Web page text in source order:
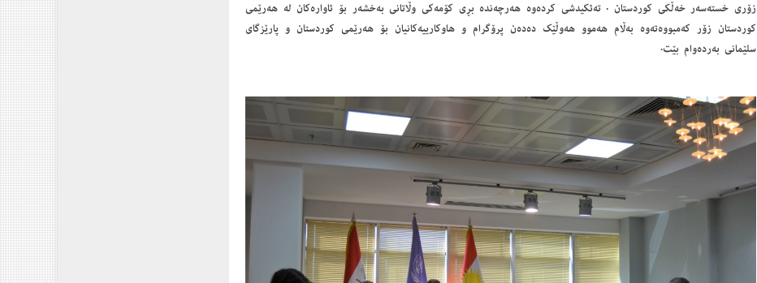
زۆری خسته‌سه‌ر خه‌ڵكی كوردستان . ته‌ئكیدشی كرده‌وه‌ هه‌رچه‌نده‌ بڕی كۆمه‌كی وڵاتانی به‌خشه‌ر بۆ ئاواره‌كان له‌ هه‌رێمی
كوردستان زۆر كه‌مبووه‌ته‌وه‌ به‌ڵام هه‌موو هه‌وڵێك ده‌ده‌ن پرۆگرام و هاوكارییه‌كانیان بۆ هه‌رێمی كوردستان و پارێزگای
سلێمانی به‌رده‌وام بێت.